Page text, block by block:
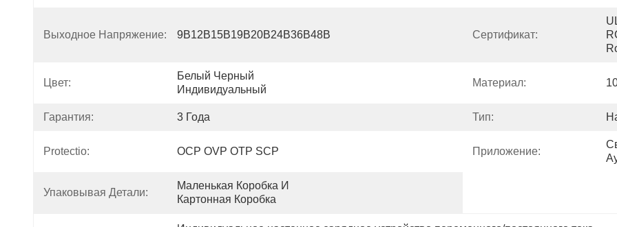
Выходное Напряжение: 9В12В15В19В20В24В36В48В Сертификат:
Цвет:
Белый Черный
Индивидуальный
Материал:
Гарантия: 3 Года Тип:
Protectio: OCP OVP OTP SCP Приложение:
Упаковывая Детали:
Маленькая Коробка И
Картонная Коробка